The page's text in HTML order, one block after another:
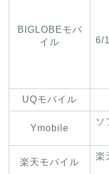
BIGLOBEモバ
イル
6/
UQモバイル
Ymobile
ソ
楽天モバイル
楽